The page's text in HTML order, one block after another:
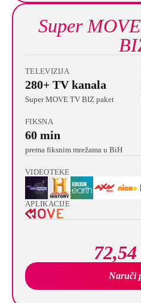
Super
TELEVIZIJA
280+ TV kanala
Super MOVE TV BIZ paket
FIKSNA
60 min
prema fiksnim mrežama u BiH
VIDEOTEKE
APLIKACIJE
72,54
Naruči